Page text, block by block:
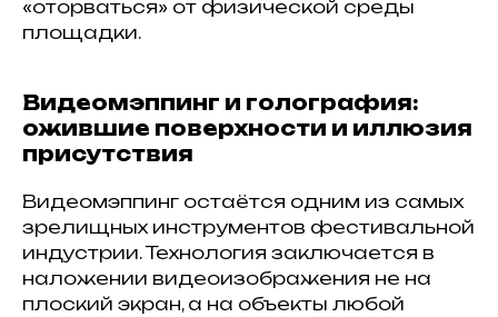
«оторваться» от физической среды
площадки.
Видеомэппинг и голография:
ожившие поверхности и иллюзия
присутствия
Видеомэппинг остаётся одним из самых
зрелищных инструментов фестивальной
индустрии. Технология заключается в
наложении видеоизображения не на
плоский экран, а на объекты любой